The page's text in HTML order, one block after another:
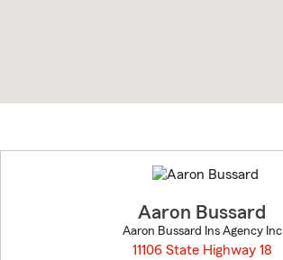
to
before
Aaron Bussard
Aaron Bussard Ins Agency Inc
11106 State Highway 18